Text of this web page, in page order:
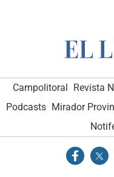
Campolitoral Revista
Podcasts Mirador